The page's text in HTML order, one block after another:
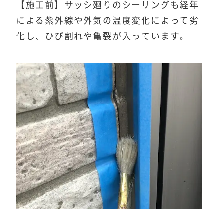
【施工前】サッシ廻りのシーリングも経年
による紫外線や外気の温度変化によって劣
化し、ひび割れや亀裂が入っています。